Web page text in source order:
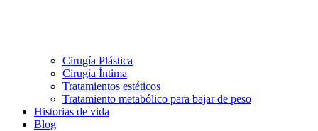
Cirugía Plástica
Cirugía Íntima
Tratamientos estéticos
Tratamiento metabólico para bajar de peso
Historias de vida
Blog